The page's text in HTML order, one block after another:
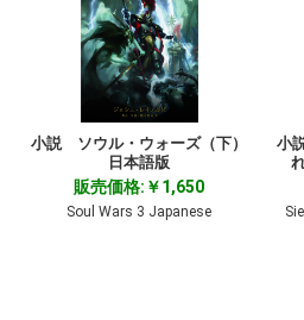
小説 ソウル・ウォーズ（下）
日本語版
販売価格:￥1,650
Soul Wars 3 Japanese
小